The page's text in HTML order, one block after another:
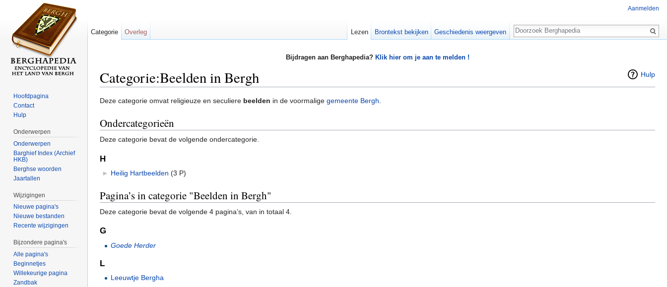
Bijdragen aan Berghapedia? Klik hier om je aan te melden !
Hulp
Categorie:Beelden in Bergh
Deze categorie omvat religieuze en seculiere beelden in de voormalige gemeente Bergh.
Ondercategorieën
Deze categorie bevat de volgende ondercategorie.
H
► Heilig Hartbeelden (3 P)
Pagina’s in categorie "Beelden in Bergh"
Deze categorie bevat de volgende 4 pagina’s, van in totaal 4.
G
Goede Herder
L
Leeuwtje Bergha
Aanmelden
Categorie Overleg Lezen Brontekst bekijken Geschiedenis weergeven
Zoeken
Hoofdpagina
Contact
Hulp
Onderwerpen
Onderwerpen
Barghief Index (Archief
HKB)
Berghse woorden
Jaartallen
Wijzigingen
Nieuwe pagina's
Nieuwe bestanden
Recente wijzigingen
Bijzondere pagina's
Alle pagina's
Beginnetjes
Willekeurige pagina
Zandbak